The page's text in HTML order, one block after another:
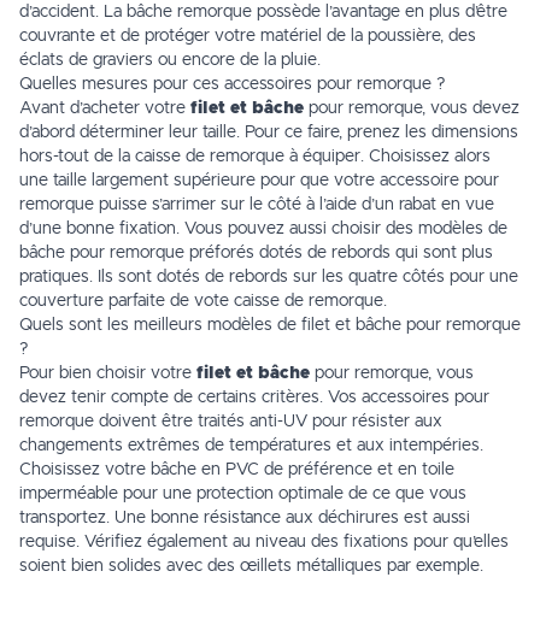
d’accident. La bâche remorque possède l’avantage en plus d’être
couvrante et de protéger votre matériel de la poussière, des
éclats de graviers ou encore de la pluie.
Quelles mesures pour ces accessoires pour remorque ?
Avant d’acheter votre filet et bâche pour remorque, vous devez
d’abord déterminer leur taille. Pour ce faire, prenez les dimensions
hors-tout de la caisse de remorque à équiper. Choisissez alors
une taille largement supérieure pour que votre accessoire pour
remorque puisse s’arrimer sur le côté à l’aide d’un rabat en vue
d’une bonne fixation. Vous pouvez aussi choisir des modèles de
bâche pour remorque préforés dotés de rebords qui sont plus
pratiques. Ils sont dotés de rebords sur les quatre côtés pour une
couverture parfaite de vote caisse de remorque.
Quels sont les meilleurs modèles de filet et bâche pour remorque
?
Pour bien choisir votre filet et bâche pour remorque, vous
devez tenir compte de certains critères. Vos accessoires pour
remorque doivent être traités anti-UV pour résister aux
changements extrêmes de températures et aux intempéries.
Choisissez votre bâche en PVC de préférence et en toile
imperméable pour une protection optimale de ce que vous
transportez. Une bonne résistance aux déchirures est aussi
requise. Vérifiez également au niveau des fixations pour qu’elles
soient bien solides avec des œillets métalliques par exemple.